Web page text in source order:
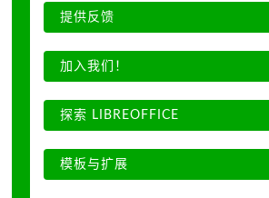
提供反馈
加入我们！
探索 LIBREOFFICE
模板与扩展